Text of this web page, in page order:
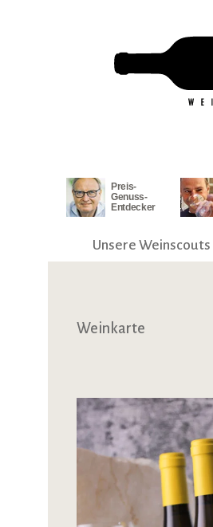
Preis-
Genuss-
Entdecker
Unsere Weinscouts
Weinkarte
Bildergalerie